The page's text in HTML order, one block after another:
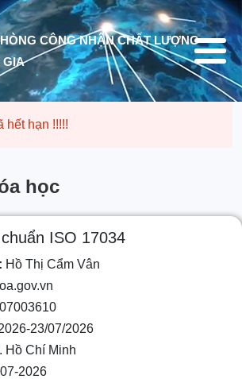
Nhảy đến nội dung
CÔNG NHẬN CHẤT LƯỢNG
GIA
hết hạn !!!!!
học
ISO 17034
Hồ Thị Cẩm Vân
23/07/2026
Hồ Chí Minh
2026